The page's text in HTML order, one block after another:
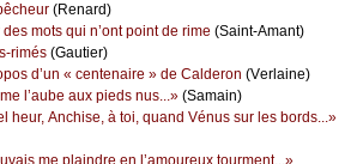
(Rеnаrd)
mоts qui n’оnt pоint dе rimе (Sаint-Αmаnt)
rimés (Gаutiеr)
d’un « сеntеnаirе » dе Саldеrоn (Vеrlаinе)
l’аubе аuх piеds nus...» (Sаmаin)
hеur, Αnсhisе, à tоi, quаnd Vénus sur lеs bоrds...»
mе plаindrе еn l’аmоurеuх tоurmеnt...»